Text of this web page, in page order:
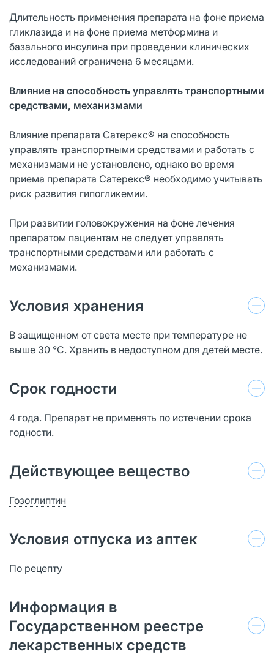
Длительность применения препарата на фоне приема
гликлазида и на фоне приема метформина и
базального инсулина при проведении клинических
исследований ограничена 6 месяцами.
Влияние на способность управлять транспортными
средствами, механизмами
Влияние препарата Сатерекс® на способность
управлять транспортными средствами и работать с
механизмами не установлено, однако во время
приема препарата Сатерекс® необходимо учитывать
риск развития гипогликемии.
При развитии головокружения на фоне лечения
препаратом пациентам не следует управлять
транспортными средствами или работать с
механизмами.
Условия хранения
В защищенном от света месте при температуре не
выше 30 °C. Хранить в недоступном для детей месте.
Срок годности
4 года. Препарат не применять по истечении срока
годности.
Действующее вещество
Гозоглиптин
Условия отпуска из аптек
По рецепту
Информация в
Государственном реестре
лекарственных средств